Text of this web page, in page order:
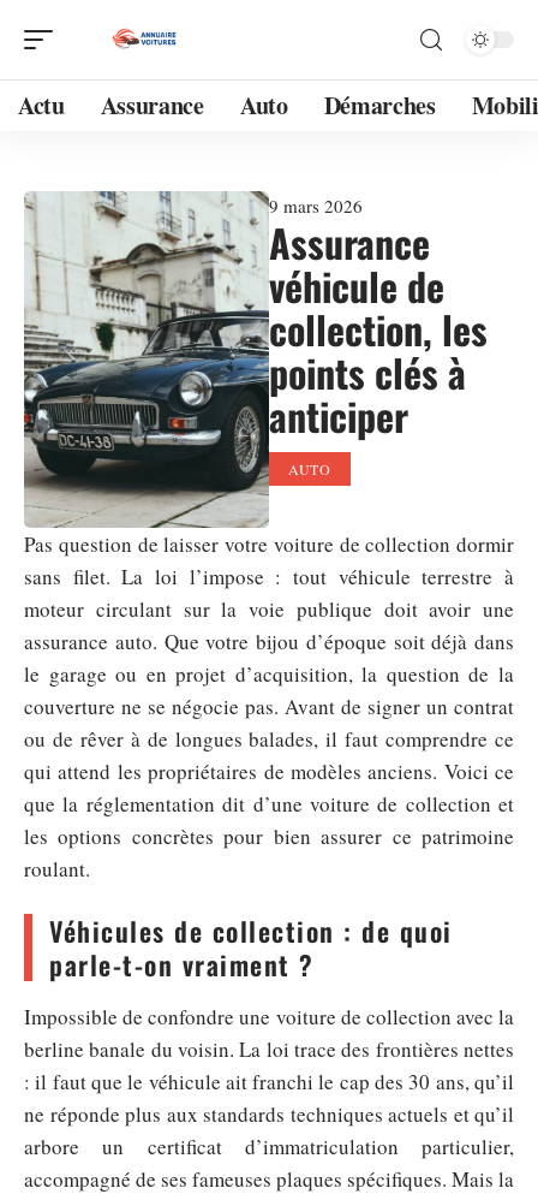
Actu Assurance Auto Démarches
9 mars 2026
Assurance
véhicule de
collection, les
points clés à
anticiper
AUTO
Pas question de laisser votre voiture de collection dormir
sans filet. La loi l’impose : tout véhicule terrestre à
moteur circulant sur la voie publique doit avoir une
assurance auto. Que votre bijou d’époque soit déjà dans
le garage ou en projet d’acquisition, la question de la
couverture ne se négocie pas. Avant de signer un contrat
ou de rêver à de longues balades, il faut comprendre ce
qui attend les propriétaires de modèles anciens. Voici ce
que la réglementation dit d’une voiture de collection et
les options concrètes pour bien assurer ce patrimoine
roulant.
Véhicules de collection : de quoi
parle-t-on vraiment ?
Impossible de confondre une voiture de collection avec la
berline banale du voisin. La loi trace des frontières nettes
: il faut que le véhicule ait franchi le cap des 30 ans, qu’il
ne réponde plus aux standards techniques actuels et qu’il
arbore un certificat d’immatriculation particulier,
accompagné de ses fameuses plaques spécifiques. Mais la